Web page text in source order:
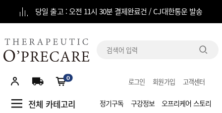
★신규 회원가입시 10% 할인 쿠폰 발급!
당일 출고 : 오전 11시 30분 결제완료건 / CJ대한통운 발송
로그인 회원가입 고객센터
0
전체 카테고리
정기구독 구강정보 오프리케어 스토리
카테고리
추천